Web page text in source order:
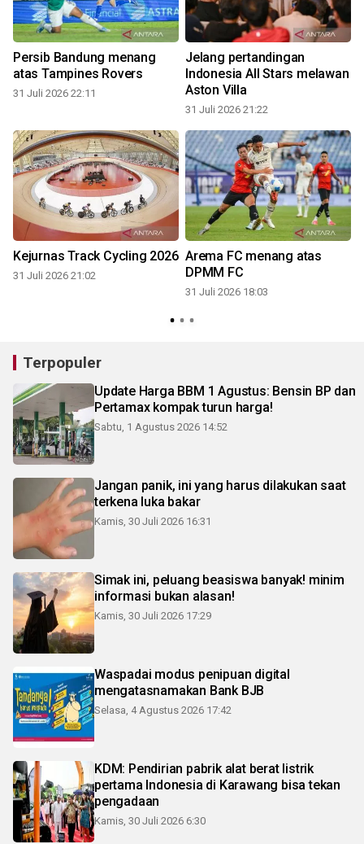
Persib Bandung menang
atas Tampines Rovers
31 Juli 2026 22:11
Jelang pertandingan
Indonesia All Stars melawan
Aston Villa
31 Juli 2026 21:22
Kejurnas Track Cycling 2026
31 Juli 2026 21:02
Arema FC menang atas
DPMM FC
31 Juli 2026 18:03
Terpopuler
Update Harga BBM 1 Agustus: Bensin BP dan
Pertamax kompak turun harga!
Sabtu, 1 Agustus 2026 14:52
Jangan panik, ini yang harus dilakukan saat
terkena luka bakar
Kamis, 30 Juli 2026 16:31
Simak ini, peluang beasiswa banyak! minim
informasi bukan alasan!
Kamis, 30 Juli 2026 17:29
Waspadai modus penipuan digital
mengatasnamakan Bank BJB
Selasa, 4 Agustus 2026 17:42
KDM: Pendirian pabrik alat berat listrik
pertama Indonesia di Karawang bisa tekan
pengadaan
Kamis, 30 Juli 2026 6:30